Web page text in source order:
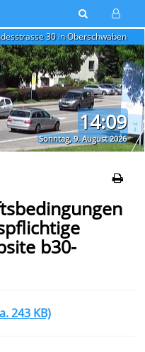
30 in Oberschwaben
14:09
Sonntag, 9. August 2026
b30-
243 KB)